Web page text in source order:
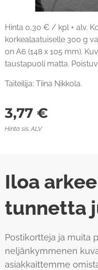
Hinta 0,30 € / kpl + alv.
korkealaatuiselle 300 g
on A6 (148 x 105 mm).
taustapuoli matta.
Taiteilija: Tiina Nikkola.
3,77 €
Hinta sis. ALV
Iloa
tunnetta
Postikortteja ja muita
neljänkymmenen
asiakkaittemme